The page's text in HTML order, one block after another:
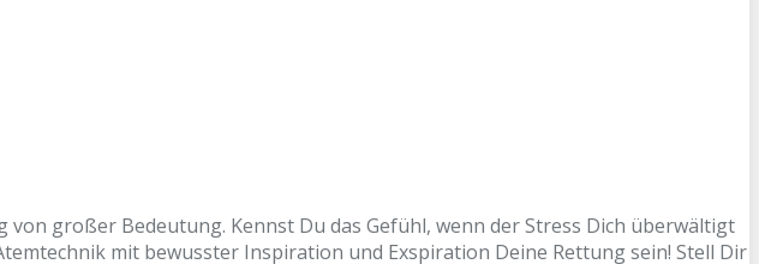
großer Bedeutung. Kennst Du das Gefühl, wenn der Stress Dich überwältigt
mit bewusster Inspiration und Exspiration Deine Rettung sein! Stell Dir